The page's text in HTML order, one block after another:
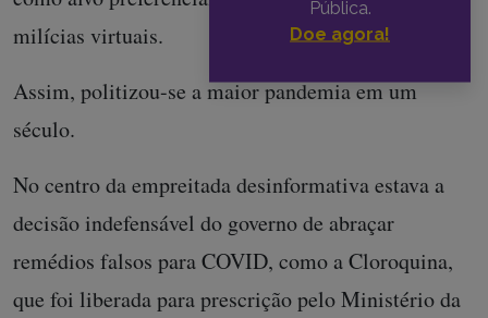
milícias virtuais.
Assim, politizou-se a maior pandemia em um
século.
No centro da empreitada desinformativa estava a
decisão indefensável do governo de abraçar
remédios falsos para COVID, como a Cloroquina,
que foi liberada para prescrição pelo Ministério da
Pública.
Doe agora!